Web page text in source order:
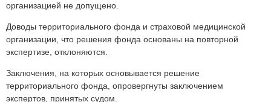
организацией не допущено.
Доводы территориального фонда и страховой медицинской
организации, что решения фонда основаны на повторной
экспертизе, отклоняются.
Заключения, на которых основывается решение
территориального фонда, опровергнуты заключением
экспертов, принятых судом.